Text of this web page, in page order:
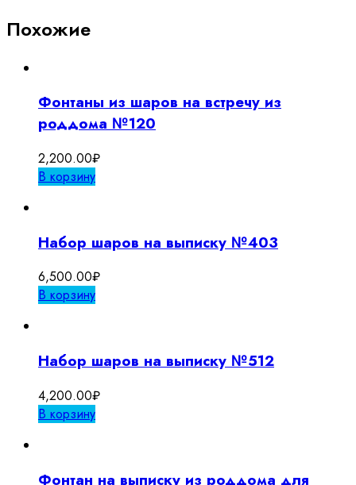
Похожие
Фонтаны из шаров на встречу из
роддома №120
2,200.00₽
В корзину
Набор шаров на выписку №403
6,500.00₽
В корзину
Набор шаров на выписку №512
4,200.00₽
В корзину
Фонтан на выписку из роддома для